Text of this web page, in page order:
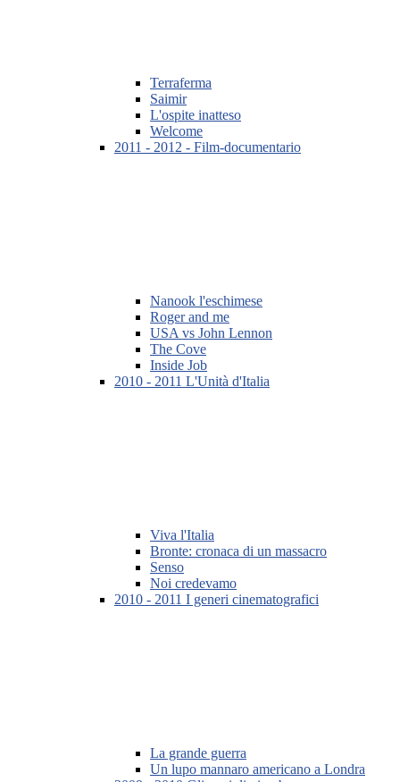
Terraferma
Saimir
L'ospite inatteso
Welcome
2011 - 2012 - Film-documentario
Nanook l'eschimese
Roger and me
USA vs John Lennon
The Cove
Inside Job
2010 - 2011 L'Unità d'Italia
Viva l'Italia
Bronte: cronaca di un massacro
Senso
Noi credevamo
2010 - 2011 I generi cinematografici
La grande guerra
Un lupo mannaro americano a Londra